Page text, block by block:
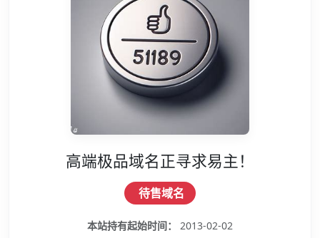
高端极品域名正寻求易主！
待售域名
本站持有起始时间：
2013-02-02